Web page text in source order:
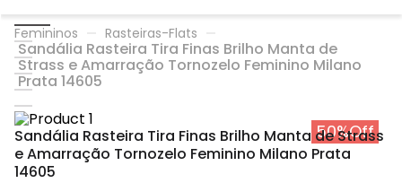
Femininos Rasteiras-Flats
Sandália Rasteira Tira Finas Brilho Manta de
Strass e Amarração Tornozelo Feminino Milano
Prata 14605
50%Off
Sandália Rasteira Tira Finas Brilho Manta de Strass
e Amarração Tornozelo Feminino Milano Prata
14605